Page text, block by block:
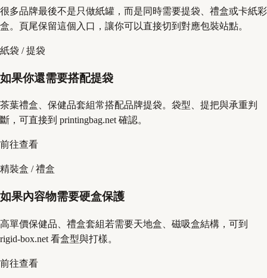
很多品牌最後不是只做紙罐，而是同時需要提袋、禮盒或卡紙彩
盒。頁尾保留這個入口，讓你可以直接切到對應包裝站點。
紙袋 / 提袋
如果你還需要搭配提袋
茶葉禮盒、保健品套組常搭配品牌提袋。袋型、提把與承重判
斷，可直接到 printingbag.net 確認。
前往查看
精裝盒 / 禮盒
如果內容物需要硬盒保護
高單價保健品、禮盒套組若需要天地盒、磁吸盒結構，可到
rigid-box.net 看盒型與打樣。
前往查看